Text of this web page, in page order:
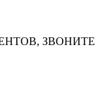
ЗВОНИТЕ